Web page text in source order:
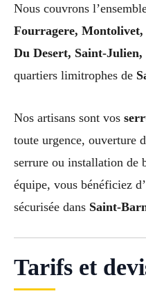
Nous couvrons
Fourragere, Montolivet,
Du Desert, Saint-
quartiers limitrophes de
Nos artisans sont vos
toute urgence, ouverture
serrure ou installation de
équipe, vous bénéficiez
sécurisée dans Saint-
Tarifs et